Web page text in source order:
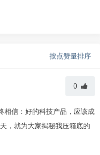
按点赞量排序
0
相信：好的科技产品，应该成
，就为大家揭秘我压箱底的